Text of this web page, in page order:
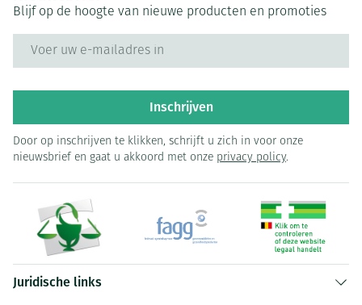
Blijf op de hoogte van nieuwe producten en promoties
Inschrijven
Door op inschrijven te klikken, schrijft u zich in voor onze
nieuwsbrief en gaat u akkoord met onze privacy policy.
Juridische links